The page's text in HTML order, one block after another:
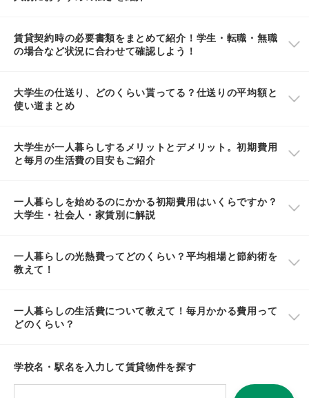
賃貸契約時の必要書類をまとめて紹介！学生・転職・無職
の場合など状況に合わせて確認しよう！
大学生の仕送り、どのくらい貰ってる？仕送りの平均額と
使い道まとめ
大学生が一人暮らしするメリットとデメリット。初期費用
と毎月の生活費の目安もご紹介
一人暮らしを始めるのにかかる初期費用はいくらですか？
大学生・社会人・家賃別に解説
一人暮らしの光熱費ってどのくらい？平均相場と節約術を
教えて！
一人暮らしの生活費について教えて！毎月かかる費用って
どのくらい？
学校名・駅名を入力して賃貸物件を探す